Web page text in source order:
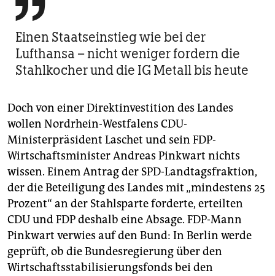

Einen Staatseinstieg wie bei der
Lufthansa – nicht weniger fordern die
Stahlkocher und die IG Metall bis heute
Doch von einer Direktinvestition des Landes
wollen Nordrhein-Westfalens CDU-
Ministerpräsident Laschet und sein FDP-
Wirtschaftsminister Andreas Pinkwart nichts
wissen. Einem Antrag der SPD-Landtagsfraktion,
der die Beteiligung des Landes mit „mindestens 25
Prozent“ an der Stahlsparte forderte, erteilten
CDU und FDP deshalb eine Absage. FDP-Mann
Pinkwart verwies auf den Bund: In Berlin werde
geprüft, ob die Bundesregierung über den
Wirtschaftsstabilisierungsfonds bei den